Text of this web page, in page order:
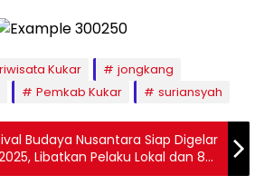
Kukar
jongkang
Pemkab Kukar suriansyah
Budaya Nusantara Siap Digelar
Libatkan Pelaku Lokal dan 8